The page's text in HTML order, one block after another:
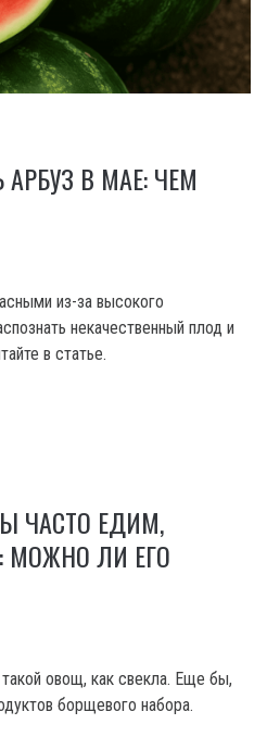
В МАЕ: ЧЕМ
из-за высокого
некачественный плод и
в статье.
ЧАСТО ЕДИМ,
МОЖНО ЛИ ЕГО
овощ, как свекла. Еще бы,
борщевого набора.